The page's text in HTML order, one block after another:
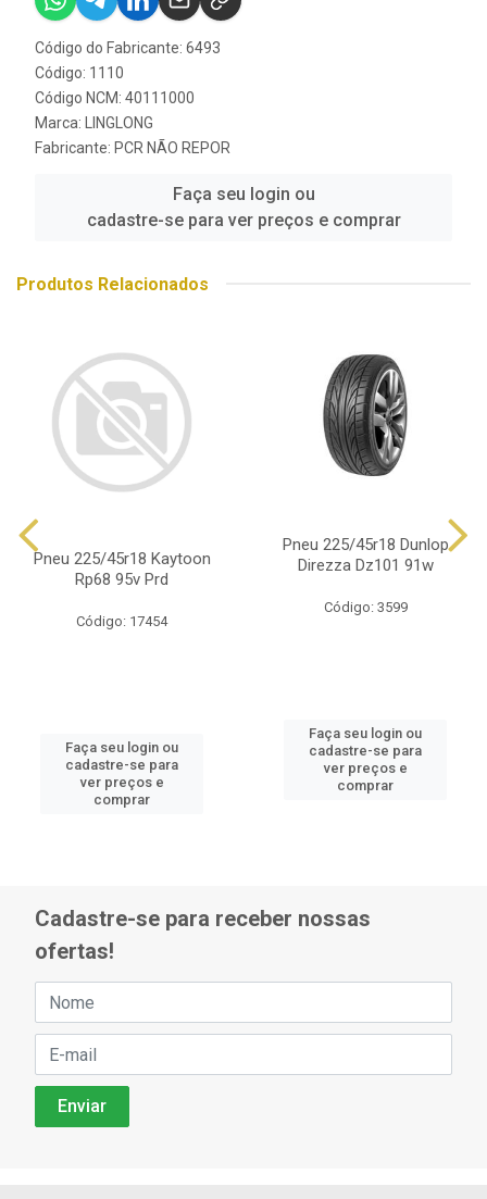
Código do Fabricante: 6493
Código: 1110
Código NCM: 40111000
Marca:
LINGLONG
Fabricante: PCR NÃO REPOR
Faça seu login ou
cadastre-se para ver preços e comprar
Produtos Relacionados
Pneu 225/45r18 Kaytoon
Rp68 95v Prd
Código: 17454
Faça seu login ou
cadastre-se para
ver preços e
comprar
Pneu 225/45r18 Dunlop
Direzza Dz101 91w
Código: 3599
Faça seu login ou
cadastre-se para
ver preços e
comprar
Cadastre-se para receber nossas
ofertas!